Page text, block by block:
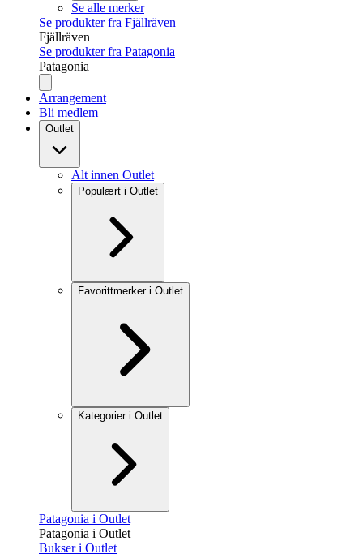
Se alle merker
Se produkter fra Fjällräven
Fjällräven
Se produkter fra Patagonia
Patagonia
Arrangement
Bli medlem
Outlet
Alt innen Outlet
Populært i Outlet
Favorittmerker i Outlet
Kategorier i Outlet
Patagonia i Outlet
Patagonia i Outlet
Bukser i Outlet